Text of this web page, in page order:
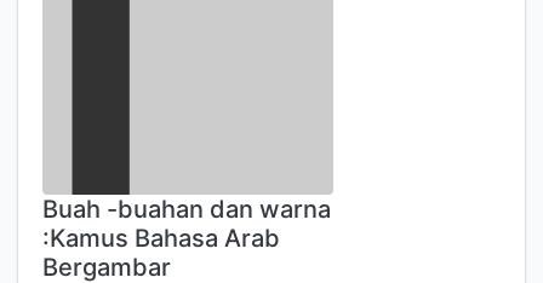
Buah -buahan dan warna
:Kamus Bahasa Arab
Bergambar